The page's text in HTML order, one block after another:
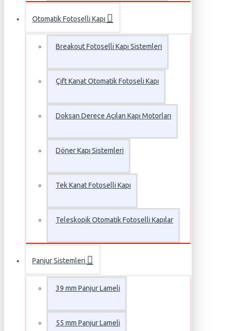
Otomatik Fotoselli Kapı
Breakout Fotoselli Kapı Sistemleri
Çift Kanat Otomatik Fotoseli Kapı
Doksan Derece Açılan Kapı Motorları
Döner Kapı Sistemleri
Tek Kanat Fotoselli Kapı
Teleskopik Otomatik Fotoselli Kapılar
Panjur Sistemleri
39 mm Panjur Lameli
55 mm Panjur Lameli